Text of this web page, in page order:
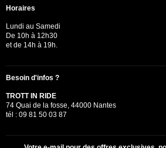
Horaires
Lundi au Samedi
De 10h à 12h30
et de 14h à 19h.
Besoin d'infos ?
TROTT IN RIDE
74 Quai de la fosse, 44000 Nantes
tél : 09 81 50 03 87